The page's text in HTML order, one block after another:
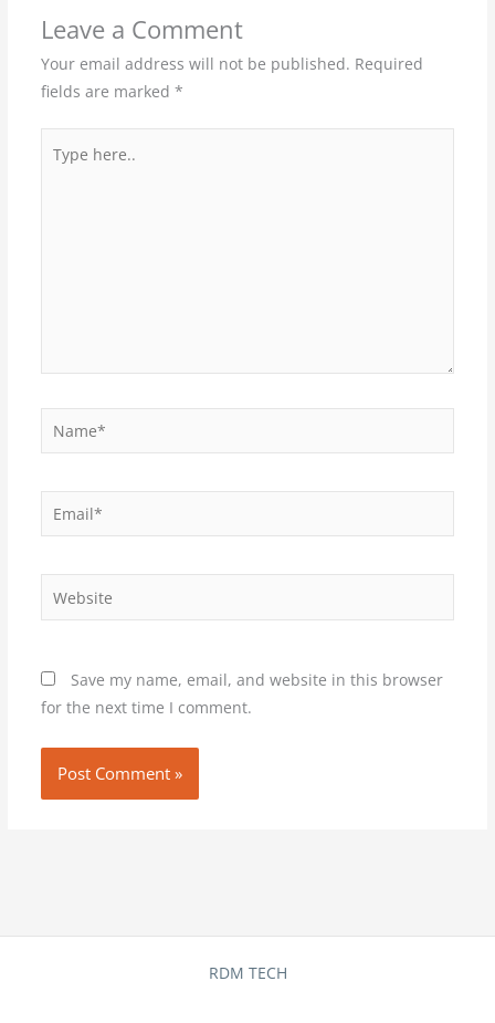
Leave a Comment
Your email address will not be published. Required
fields are marked *
here..
Email*
Website
Save my name, email, and website in this browser
for the next time I comment.
RDM TECH